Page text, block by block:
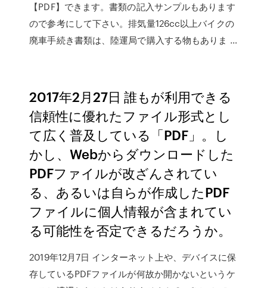
【PDF】できます。書類の記入サンプルもあります
ので参考にして下さい。排気量126cc以上バイクの
廃車手続き書類は、陸運局で購入する物もありま …
2017年2月27日 誰もが利用できる
信頼性に優れたファイル形式とし
て広く普及している「PDF」。し
かし、Webからダウンロードした
PDFファイルが改ざんされてい
る、あるいは自らが作成したPDF
ファイルに個人情報が含まれてい
る可能性を否定できるだろうか。
2019年12月7日 インターネット上や、デバイスに保
存しているPDFファイルが何故か開かないというケ